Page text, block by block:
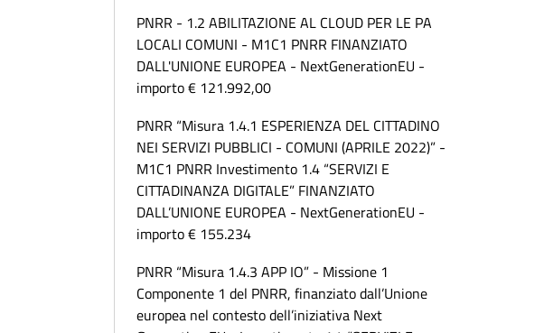
PNRR - 1.2 ABILITAZIONE AL CLOUD PER LE PA
LOCALI COMUNI - M1C1 PNRR FINANZIATO
DALL'UNIONE EUROPEA - NextGenerationEU -
importo € 121.992,00
PNRR “Misura 1.4.1 ESPERIENZA DEL CITTADINO
NEI SERVIZI PUBBLICI - COMUNI (APRILE 2022)” -
M1C1 PNRR Investimento 1.4 “SERVIZI E
CITTADINANZA DIGITALE” FINANZIATO
DALL’UNIONE EUROPEA - NextGenerationEU -
importo € 155.234
PNRR “Misura 1.4.3 APP IO” - Missione 1
Componente 1 del PNRR, finanziato dall’Unione
europea nel contesto dell’iniziativa Next